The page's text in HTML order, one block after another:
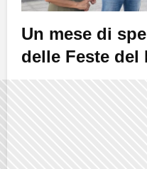
Un mese di
delle Feste del